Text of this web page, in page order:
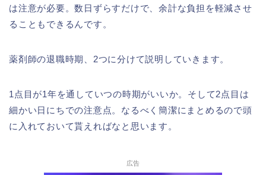
は注意が必要。数日ずらすだけで、余計な負担を軽減させ
ることもできるんです。
薬剤師の退職時期、2つに分けて説明していきます。
1点目が1年を通していつの時期がいいか。そして2点目は
細かい日にちでの注意点。なるべく簡潔にまとめるので頭
に入れておいて貰えればなと思います。
広告